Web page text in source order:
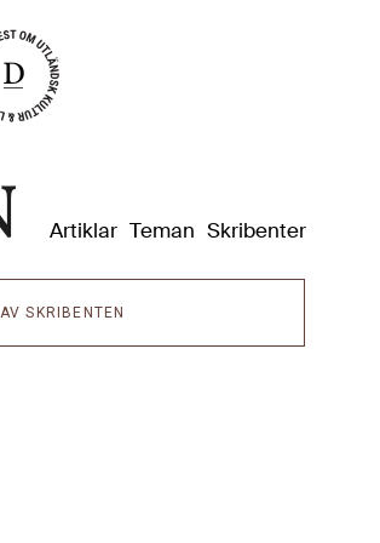
Artiklar Teman Skribenter
AV SKRIBENTEN